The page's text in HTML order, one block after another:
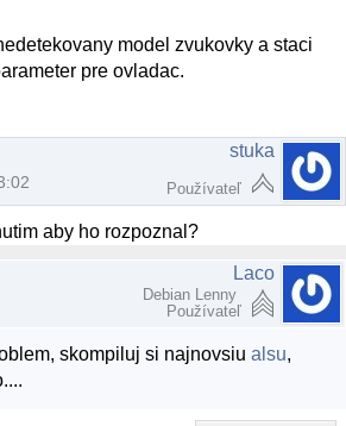
model zvukovky a staci
pre ovladac.
stuka
Používateľ
aby ho rozpoznal?
Laco
Debian Lenny
Používateľ
skompiluj si najnovsiualsu,